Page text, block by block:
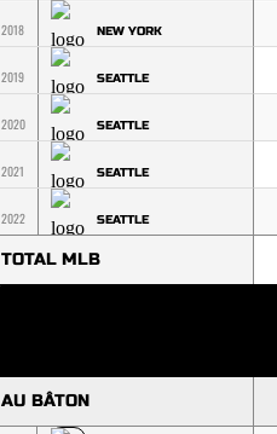
2018 NEW YORK
2019 SEATTLE
2020 SEATTLE
2021 SEATTLE
2022 SEATTLE
TOTAL MLB
AU BÂTON